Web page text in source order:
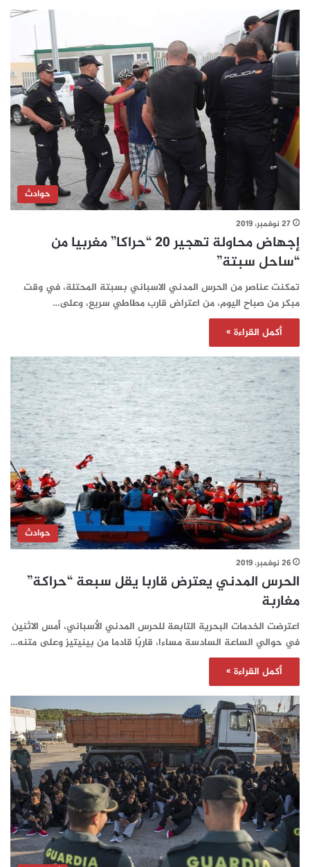
حوادث
27 نوفمبر، 2019
إجهاض محاولة تهجير 20 “حراكا” مغربيا من
“ساحل سبتة”
تمكنت عناصر من الحرس المدني الاسباني بسبتة المحتلة، في وقت
مبكر من صباح اليوم، من اعتراض قارب مطاطي سريع، وعلى…
أكمل القراءة »
حوادث
26 نوفمبر، 2019
الحرس المدني يعترض قاربا يقل سبعة “حراكة”
مغاربة
اعترضت الخدمات البحرية التابعة للحرس المدني الأسباني، أمس الاثنين
في حوالي الساعة السادسة مساءا، قاربًا قادما من بينيتيز وعلى متنه…
أكمل القراءة »